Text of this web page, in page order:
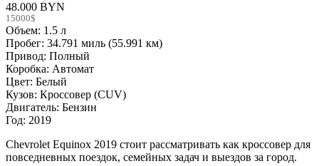
48.000 BYN
15000$
Объем: 1.5 л
Пробег: 34.791 миль (55.991 км)
Привод: Полный
Коробка: Автомат
Цвет: Белый
Кузов: Кроссовер (CUV)
Двигатель: Бензин
Год: 2019
Chevrolet Equinox 2019 стоит рассматривать как кроссовер для
повседневных поездок, семейных задач и выездов за город.